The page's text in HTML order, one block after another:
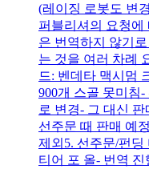
(레이징 로봇도 변
퍼블리셔의 요청에
은 번역하지 않기
는 것을 여러 차례
드: 벤데타 맥시멈
900개 스골 못미침
로 변경- 그 대신
선주문 때 판매 예
제외5. 선주문/펀딩
티어 포 올- 번역